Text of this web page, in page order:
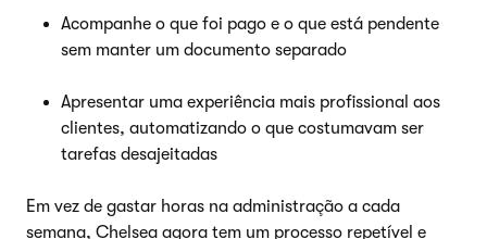
Acompanhe o que foi pago e o que está pendente
sem manter um documento separado
Apresentar uma experiência mais profissional aos
clientes, automatizando o que costumavam ser
tarefas desajeitadas
Em vez de gastar horas na administração a cada
semana, Chelsea agora tem um processo repetível e